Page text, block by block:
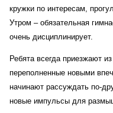
кружки по интересам,
Утром – обязательная
очень дисциплинирует.
Ребята всегда приезжают
переполненные новыми
начинают рассуждать по-
новые импульсы для